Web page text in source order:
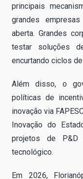
principais
grandes
aberta. Grandes
testar soluções
encurtando ciclos
Além disso, o
políticas de
inovação via
Inovação do
projetos de P&D
tecnológico.
Em 2026,